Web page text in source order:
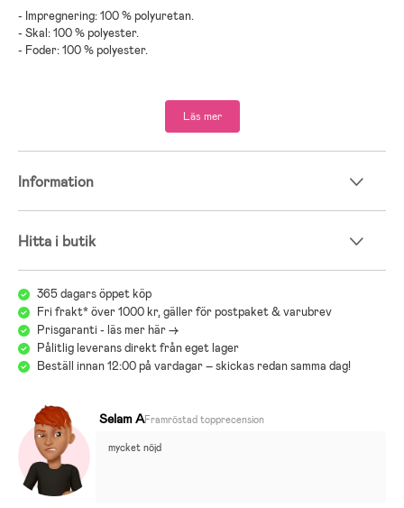
- Impregnering: 100 % polyuretan.
- Skal: 100 % polyester.
- Foder: 100 % polyester.
Läs mer
Information
Hitta i butik
365 dagars öppet köp
Fri frakt* över 1000 kr, gäller för postpaket & varubrev
Prisgaranti - läs mer här ->
Pålitlig leverans direkt från eget lager
Beställ innan 12:00 på vardagar – skickas redan samma dag!
Selam AFramröstad topprecension
mycket nöjd